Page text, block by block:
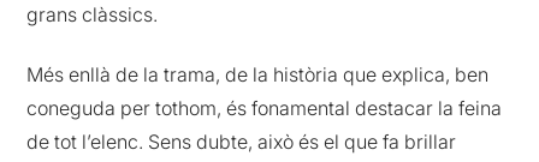
grans clàssics.
Més enllà de la trama, de la història que explica, ben
coneguda per tothom, és fonamental destacar la feina
de tot l’elenc. Sens dubte, això és el que fa brillar